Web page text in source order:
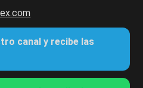
canal y recibe las